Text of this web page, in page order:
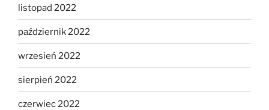
listopad 2022
październik 2022
wrzesień 2022
sierpień 2022
czerwiec 2022